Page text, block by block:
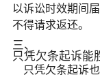
以诉讼时效期间
不得请求返还。
三、
只凭欠条起诉能
只凭欠条起诉